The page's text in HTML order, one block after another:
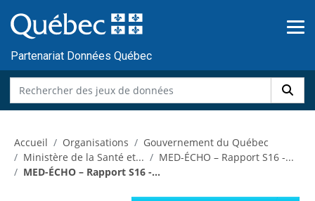
au
contenu
Partenariat Données Québec
Accueil Organisations
Gouvernement du Québec
Ministère de la Santé et...
MED-ÉCHO – Rapport S16 -...
MED-ÉCHO – Rapport S16 -...